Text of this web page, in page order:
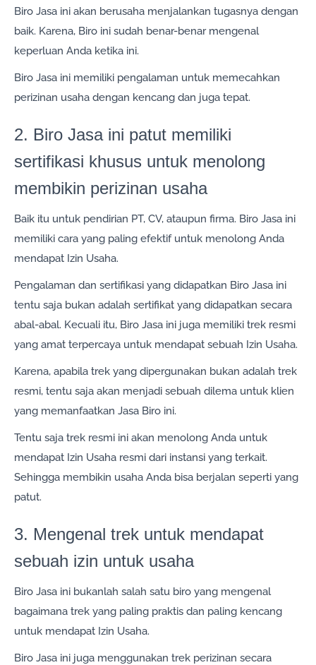
Biro Jasa ini akan berusaha menjalankan tugasnya dengan
baik. Karena, Biro ini sudah benar-benar mengenal
keperluan Anda ketika ini.
Biro Jasa ini memiliki pengalaman untuk memecahkan
perizinan usaha dengan kencang dan juga tepat.
2. Biro Jasa ini patut memiliki
sertifikasi khusus untuk menolong
membikin perizinan usaha
Baik itu untuk pendirian PT, CV, ataupun firma. Biro Jasa ini
memiliki cara yang paling efektif untuk menolong Anda
mendapat Izin Usaha.
Pengalaman dan sertifikasi yang didapatkan Biro Jasa ini
tentu saja bukan adalah sertifikat yang didapatkan secara
abal-abal. Kecuali itu, Biro Jasa ini juga memiliki trek resmi
yang amat terpercaya untuk mendapat sebuah Izin Usaha.
Karena, apabila trek yang dipergunakan bukan adalah trek
resmi, tentu saja akan menjadi sebuah dilema untuk klien
yang memanfaatkan Jasa Biro ini.
Tentu saja trek resmi ini akan menolong Anda untuk
mendapat Izin Usaha resmi dari instansi yang terkait.
Sehingga membikin usaha Anda bisa berjalan seperti yang
patut.
3. Mengenal trek untuk mendapat
sebuah izin untuk usaha
Biro Jasa ini bukanlah salah satu biro yang mengenal
bagaimana trek yang paling praktis dan paling kencang
untuk mendapat Izin Usaha.
Biro Jasa ini juga menggunakan trek perizinan secara